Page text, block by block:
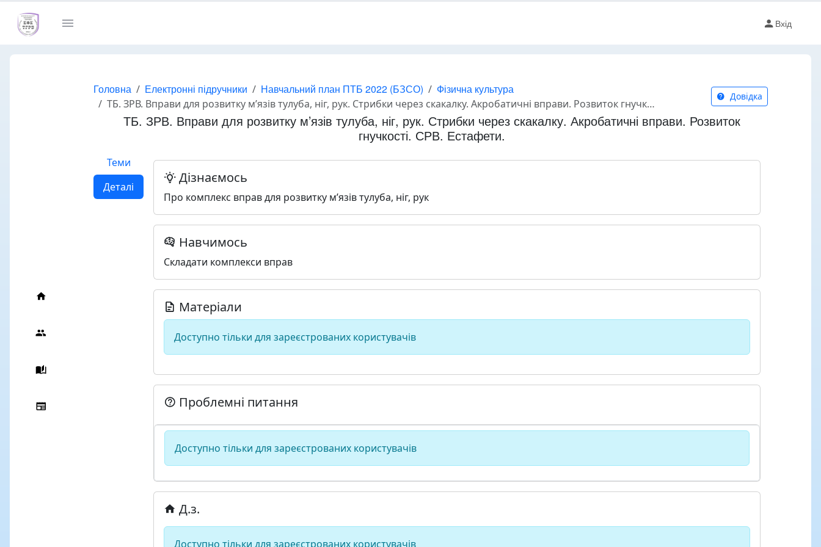
Вхід
Головна Електронні підручники Навчальний план ПТБ 2022 (БЗСО) Фізична культура
ТБ. ЗРВ. Вправи для розвитку м’язів тулуба, ніг, рук. Стрибки через скакалку. Акробатичні вправи. Розвиток гнучкості. СРВ. Естафети.
Довідка
ТБ. ЗРВ. Вправи для розвитку м’язів тулуба, ніг, рук. Стрибки через скакалку. Акробатичні вправи. Розвиток
гнучкості. СРВ. Естафети.
Теми
Деталі
Дізнаємось
Про комплекс вправ для розвитку м’язів тулуба, ніг, рук
Навчимось
Складати комплекси вправ
Матеріали
Доступно тільки для зареєстрованих користувачів
Проблемні питання
Доступно тільки для зареєстрованих користувачів
Д.з.
Доступно тільки для зареєстрованих користувачів